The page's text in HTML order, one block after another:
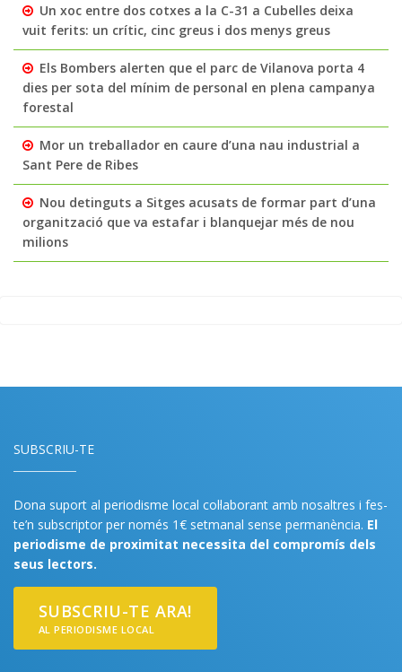
Un xoc entre dos cotxes a la C-31 a Cubelles deixa
vuit ferits: un crític, cinc greus i dos menys greus
Els Bombers alerten que el parc de Vilanova porta 4
dies per sota del mínim de personal en plena campanya
forestal
Mor un treballador en caure d’una nau industrial a
Sant Pere de Ribes
Nou detinguts a Sitges acusats de formar part d’una
organització que va estafar i blanquejar més de nou
milions
SUBSCRIU-TE
Dona suport al periodisme local col·laborant amb nosaltres i fes-
te’n subscriptor per només 1€ setmanal sense permanència. El
periodisme de proximitat necessita del compromís dels
seus lectors.
SUBSCRIU-TE ARA!
AL PERIODISME LOCAL